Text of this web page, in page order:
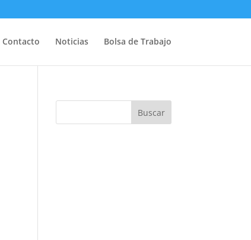
Contacto Noticias Bolsa de Trabajo